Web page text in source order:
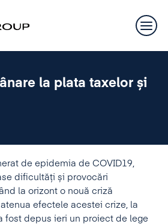
la plata taxelor și
de epidemia de COVID19,
dificultăți și provocări
la orizont o nouă criză
efectele acestei crize, la
fost depus ieri un proiect de lege